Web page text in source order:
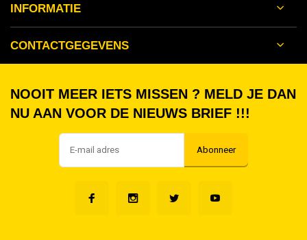
INFORMATIE
CONTACTGEGEVENS
NOOIT MEER IETS MISSEN ? MELD JE DAN
NU AAN VOOR DE NIEUWS BRIEF !!!
Abonneer